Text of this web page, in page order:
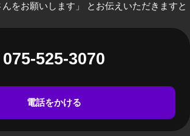
んをお願いします」 とお伝えいただきますと
075-525-3070
電話をかける